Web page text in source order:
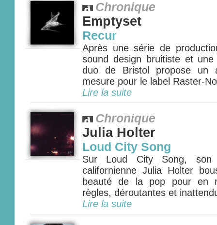
Chronique
Emptyset
Recur
Après une série de
sound design bruitiste et
duo de Bristol propose un
mesure pour le label Raster-
Lire la suite
Chronique
Julia Holter
Loud City Song
Sur Loud City Song, son
californienne Julia Holter
beauté de la pop pour en
règles, déroutantes et
Lire la suite